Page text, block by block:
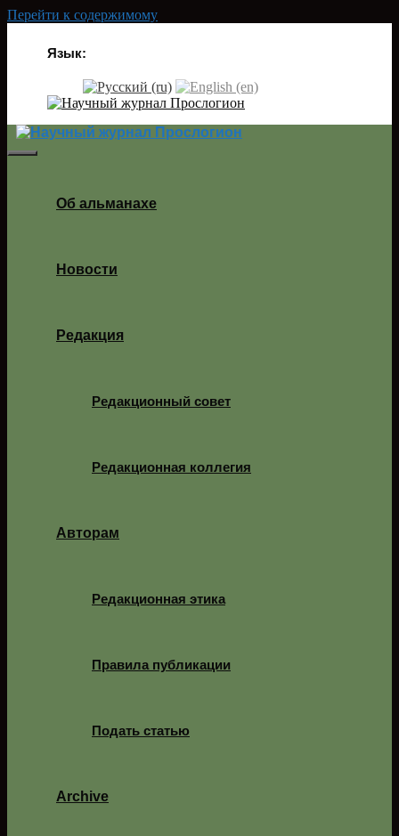
Перейти к содержимому
Язык:
Об альманахе
Новости
Редакция
Редакционный совет
Редакционная коллегия
Авторам
Редакционная этика
Правила публикации
Подать статью
Archive